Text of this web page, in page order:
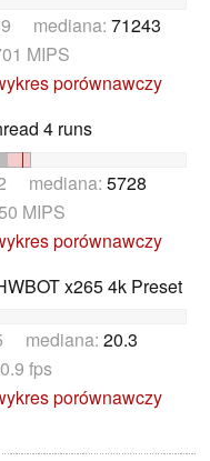
mediana: 71243
MIPS
porównawczy
4 runs
mediana: 5728
MIPS
porównawczy
x265 4k Preset
mediana: 20.3
fps
porównawczy